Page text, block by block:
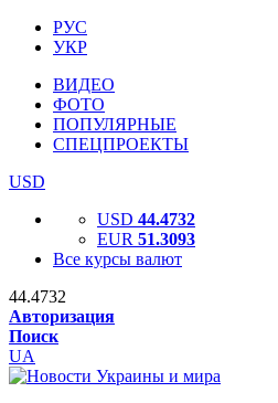
РУС
УКР
ВИДЕО
ФОТО
ПОПУЛЯРНЫЕ
СПЕЦПРОЕКТЫ
USD
USD 44.4732
EUR 51.3093
Все курсы валют
44.4732
Авторизация
Поиск
UA